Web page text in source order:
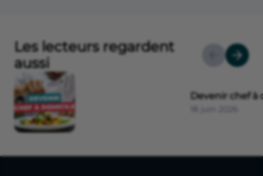
Les lecteurs regardent
aussi
Devenir chef